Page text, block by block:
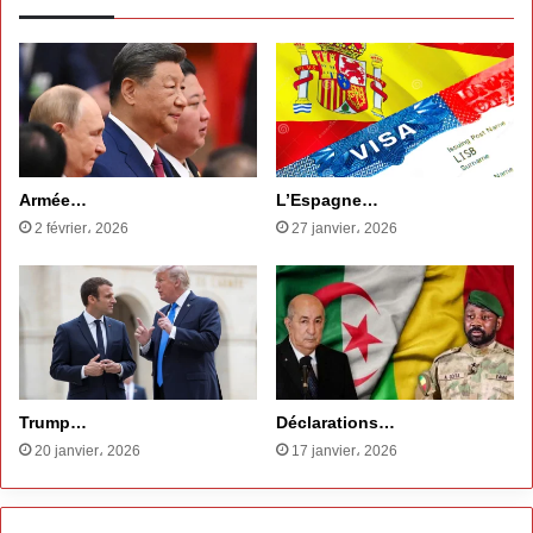
Armée…
2 février، 2026
L’Espagne…
27 janvier، 2026
Trump…
20 janvier، 2026
Déclarations…
17 janvier، 2026